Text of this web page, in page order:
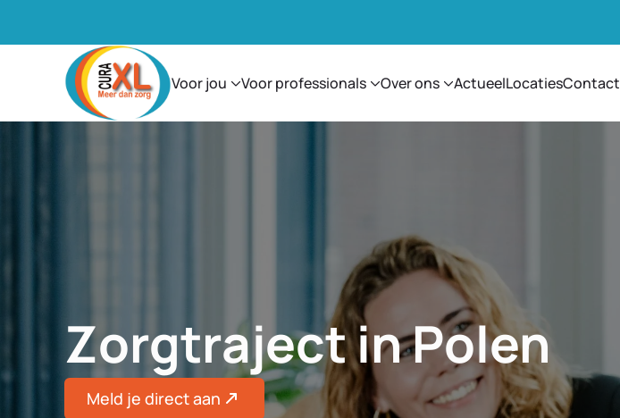
Voor jou Voor professionals Over ons ActueelLocatiesContact
Zorgtraject in Polen
Meld je direct aan